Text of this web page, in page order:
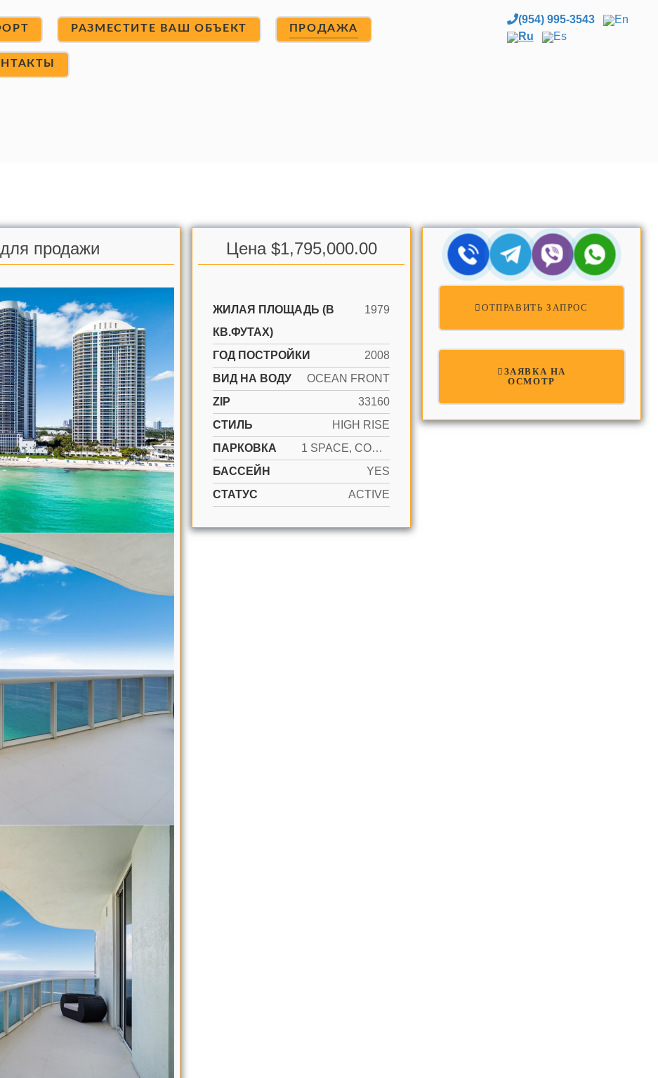
РАЗМЕСТИТЕ ВАШ ОБЪЕКТ ПРОДАЖА
(954) 995-3543
En
Ru
Es
продажи Цена $1,795,000.00
ЖИЛАЯ ПЛОЩАДЬ (В
КВ.ФУТАХ)
1979
ГОД ПОСТРОЙКИ
2008
ВИД НА ВОДУ
OCEAN FRONT
ZIP
33160
СТИЛЬ
HIGH RISE
ПАРКОВКА
1 SPACE, COVERED, ELECTRIC VEHICLE CHARGING STATION(S), NO RV/BOATS, NO TRUCKS/TRAILERS
БАССЕЙН
YES
СТАТУС
ACTIVE
ОТПРАВИТЬ ЗАПРОС
ЗАЯВКА НА
ОСМОТР